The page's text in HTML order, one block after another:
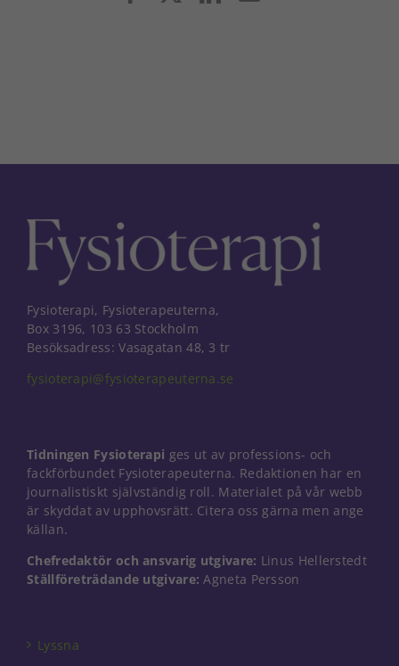
Fysioterapi, Fysioterapeuterna,
Box 3196, 103 63 Stockholm
Besöksadress: Vasagatan 48, 3 tr
fysioterapi@fysioterapeuterna.se
Tidningen Fysioterapi ges ut av professions- och
fackförbundet Fysioterapeuterna. Redaktionen har en
journalistiskt självständig roll. Materialet på vår webb
är skyddat av upphovsrätt. Citera oss gärna men ange
källan.
Chefredaktör och ansvarig utgivare: Linus Hellerstedt
Ställföreträdande utgivare: Agneta Persson
Lyssna
Nödvändiga